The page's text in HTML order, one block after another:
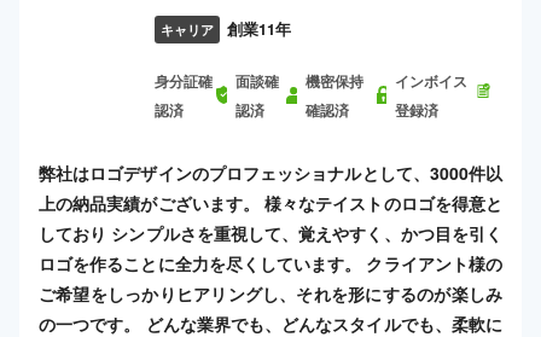
キャリア 創業11年
身分証確
認済
面談確
認済
機密保持
確認済
インボイス
登録済
弊社はロゴデザインのプロフェッショナルとして、3000件以
上の納品実績がございます。 様々なテイストのロゴを得意と
しており シンプルさを重視して、覚えやすく、かつ目を引く
ロゴを作ることに全力を尽くしています。 クライアント様の
ご希望をしっかりヒアリングし、それを形にするのが楽しみ
の一つです。 どんな業界でも、どんなスタイルでも、柔軟に